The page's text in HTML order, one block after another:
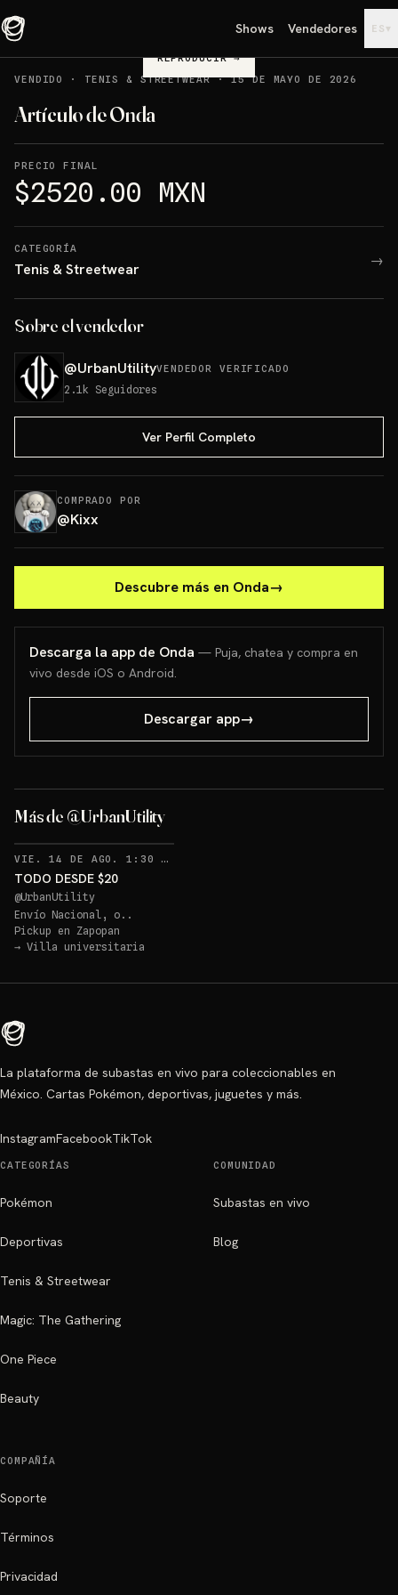
Shows Vendedores ES ▾
REPRODUCIR→
VENDIDO
· TENIS & STREETWEAR·15 DE MAYO DE 2026
Artículo de Onda
PRECIO FINAL
$2520.00 MXN
CATEGORÍA
Tenis & Streetwear →
Sobre el vendedor
@UrbanUtilityVENDEDOR VERIFICADO
2.1k Seguidores
Ver Perfil Completo
COMPRADO POR
@Kixx
Descubre más en Onda→
Descarga la app de Onda — Puja, chatea y compra en
vivo desde iOS o Android.
Descargar app→
Más de @UrbanUtility
VIE. 14 DE AGO. 1:30 AM
TODO DESDE $20
@UrbanUtility
Envío Nacional, o..
Pickup en Zapopan
→ Villa universitaria
La plataforma de subastas en vivo para coleccionables en
México. Cartas Pokémon, deportivas, juguetes y más.
InstagramFacebookTikTok
CATEGORÍAS
Pokémon
Deportivas
Tenis & Streetwear
Magic: The Gathering
One Piece
Beauty
COMUNIDAD
Subastas en vivo
Blog
COMPAÑÍA
Soporte
Términos
Privacidad